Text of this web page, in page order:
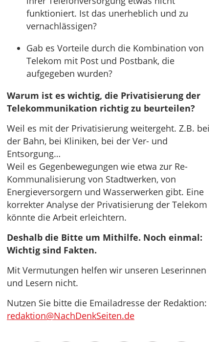
funktioniert. Ist das unerheblich und zu
vernachlässigen?
Gab es Vorteile durch die Kombination von
Telekom mit Post und Postbank, die
aufgegeben wurden?
Warum ist es wichtig, die Privatisierung der
Telekommunikation richtig zu beurteilen?
Weil es mit der Privatisierung weitergeht. Z.B. bei
der Bahn, bei Kliniken, bei der Ver- und
Entsorgung…
Weil es Gegenbewegungen wie etwa zur Re-
Kommunalisierung von Stadtwerken, von
Energieversorgern und Wasserwerken gibt. Eine
korrekter Analyse der Privatisierung der Telekom
könnte die Arbeit erleichtern.
Deshalb die Bitte um Mithilfe. Noch einmal:
Wichtig sind Fakten.
Mit Vermutungen helfen wir unseren Leserinnen
und Lesern nicht.
Nutzen Sie bitte die Emailadresse der Redaktion:
redaktion@NachDenkSeiten.de